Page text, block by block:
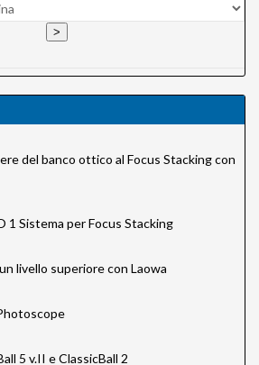
del banco ottico al Focus Stacking con
1 Sistema per Focus Stacking
livello superiore con Laowa
5 v.II e ClassicBall 2